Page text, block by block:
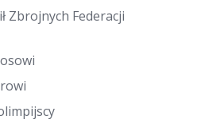
Zbrojnych Federacji